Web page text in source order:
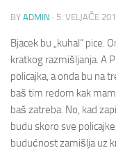
BY ADMIN · 5. VELJAČE
Bjacek bu „kuhal“ pice.
kratkog razmišljanja. A
policajka, a onda bu na
baš tim redom kak
baš zatreba. No, kad
budu skoro sve
budućnost zamišlja uz